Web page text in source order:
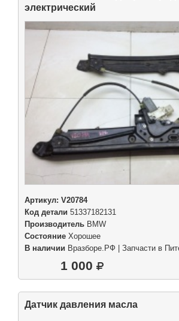
электрический
Артикул: V20784
Код детали 51337182131
Производитель BMW
Состояние Хорошее
В наличии Вразборе.РФ | Запчасти в
1 000
Датчик давления масла